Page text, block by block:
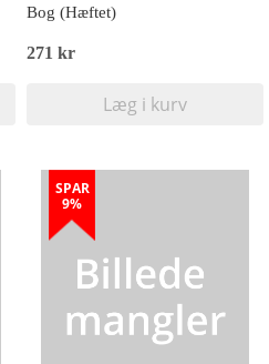
Bog (Hæftet)
271 kr
Læg i kurv
SPAR
9%